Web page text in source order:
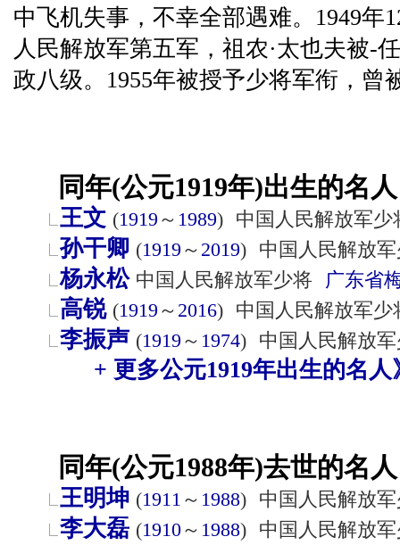
中飞机失事，不幸全部遇难。1949年
人民解放军第五军，祖农·太也夫被-
政八级。1955年被授予少将军衔，曾
同年(公元1919年)出生的名
王文 (1919 ～ 1989) 中国人民解放军少
孙干卿 (1919 ～ 2019) 中国人民解放
杨永松 中国人民解放军少将 广东省
高锐 (1919 ～ 2016) 中国人民解放军少
李振声 (1919 ～ 1974) 中国人民解放
+ 更多公元1919年出生的名人
同年(公元1988年)去世的名
王明坤 (1911 ～ 1988) 中国人民解放
李大磊 (1910～ 1988) 中国人民解放